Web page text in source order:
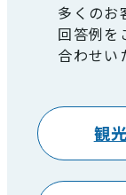
多くのお
回答例を
合わせい
観